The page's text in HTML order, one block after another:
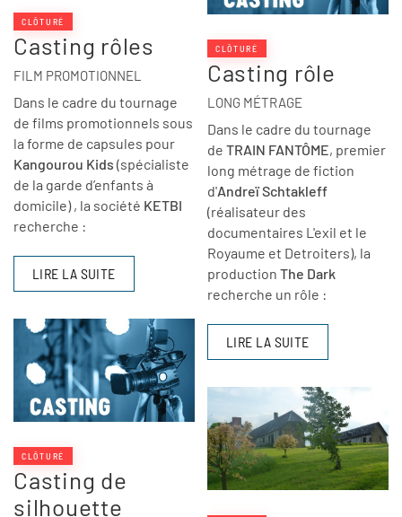
CLÔTURÉ
Casting rôles
FILM PROMOTIONNEL
Dans le cadre du tournage
de films promotionnels sous
la forme de capsules pour
Kangourou Kids (spécialiste
de la garde d’enfants à
domicile) , la société KETBI
recherche :
LIRE LA SUITE
CLÔTURÉ
Casting de
silhouette
CLÔTURÉ
Casting rôle
LONG MÉTRAGE
Dans le cadre du tournage
de TRAIN FANTÔME, premier
long métrage de fiction
d'Andreï Schtakleff
(réalisateur des
documentaires L'exil et le
Royaume et Detroiters), la
production The Dark
recherche un rôle :
LIRE LA SUITE